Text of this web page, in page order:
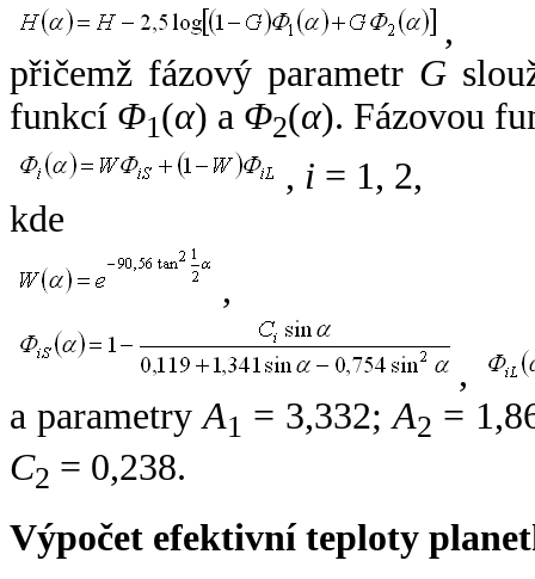
,
přičemž fázový parametr G
funkcí Φ1(α) a Φ2(α). Fázovou
, i = 1, 2,
kde
,
,
a parametryA1 = 3,332;A2 =
C2 = 0,238.
Výpočet efektivní teploty